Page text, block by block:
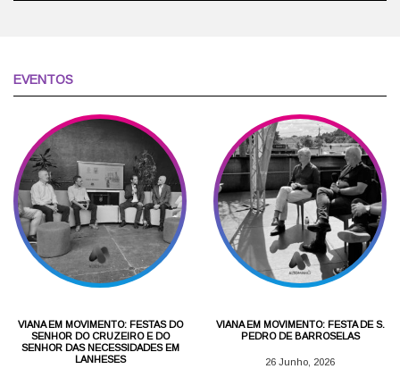
EVENTOS
VIANA EM MOVIMENTO: FESTAS DO
SENHOR DO CRUZEIRO E DO
SENHOR DAS NECESSIDADES EM
LANHESES
VIANA EM MOVIMENTO: FESTA DE S.
PEDRO DE BARROSELAS
26 Junho, 2026